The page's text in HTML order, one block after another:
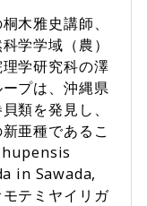
木雅史講師、
学学域（農）
学研究科の澤
プは、沖縄県
類を発見し、
亜種であるこ
hupensis
in Sawada,
テミヤイリガ